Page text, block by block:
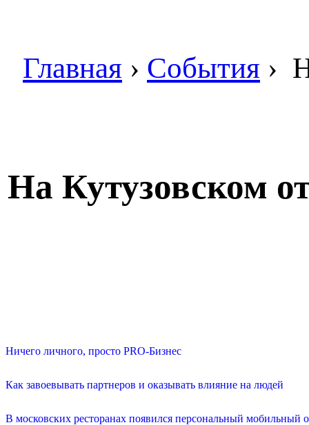
Главная › События ›
На Кутузовском
Ничего личного, просто PRO-Бизнес
Как завоевывать партнеров и оказывать влияние на людей
В московских ресторанах появился персональный мобильный